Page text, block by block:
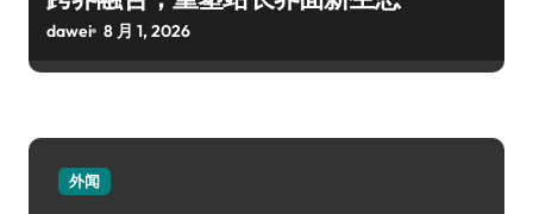
dawei 8 月 1, 2026
外闻